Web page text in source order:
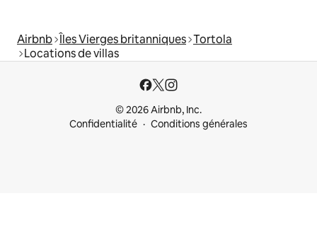
Airbnb Îles Vierges britanniques Tortola
Locations de villas
© 2026 Airbnb, Inc.
Confidentialité
Conditions générales